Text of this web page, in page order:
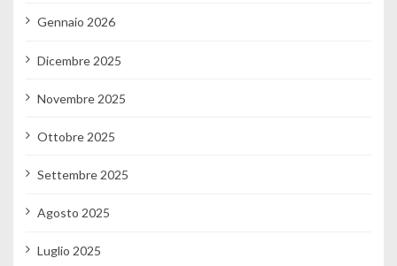
Gennaio 2026
Dicembre 2025
Novembre 2025
Ottobre 2025
Settembre 2025
Agosto 2025
Luglio 2025